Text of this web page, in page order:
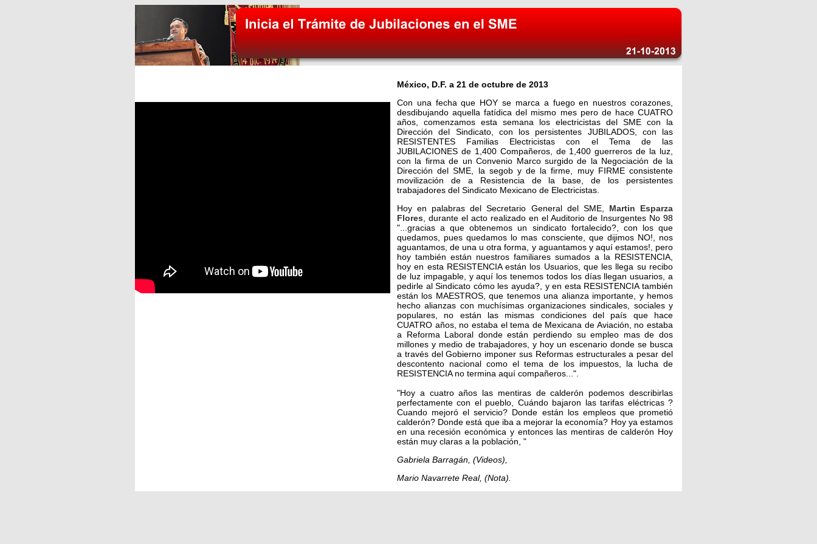
México, D.F. a 21 de octubre de 2013
Con una fecha que HOY se marca a fuego en nuestros corazones,
desdibujando aquella fatídica del mismo mes pero de hace CUATRO
años, comenzamos esta semana los electricistas del SME con la
Dirección del Sindicato, con los persistentes JUBILADOS, con las
RESISTENTES Familias Electricistas con el Tema de las
JUBILACIONES de 1,400 Compañeros, de 1,400 guerreros de la luz,
con la firma de un Convenio Marco surgido de la Negociación de la
Dirección del SME, la segob y de la firme, muy FIRME consistente
movilización de a Resistencia de la base, de los persistentes
trabajadores del Sindicato Mexicano de Electricistas.
Hoy en palabras del Secretario General del SME, Martin Esparza
Flores , durante el acto realizado en el Auditorio de Insurgentes No 98
"...gracias a que obtenemos un sindicato fortalecido?, con los que
quedamos, pues quedamos lo mas consciente, que dijimos NO!, nos
aguantamos, de una u otra forma, y aguantamos y aquí estamos!, pero
hoy también están nuestros familiares sumados a la RESISTENCIA,
hoy en esta RESISTENCIA están los Usuarios, que les llega su recibo
de luz impagable, y aquí los tenemos todos los días llegan usuarios, a
pedirle al Sindicato cómo les ayuda?, y en esta RESISTENCIA también
están los MAESTROS, que tenemos una alianza importante, y hemos
hecho alianzas con muchísimas organizaciones sindicales, sociales y
populares, no están las mismas condiciones del país que hace
CUATRO años, no estaba el tema de Mexicana de Aviación, no estaba
a Reforma Laboral donde están perdiendo su empleo mas de dos
millones y medio de trabajadores, y hoy un escenario donde se busca
a través del Gobierno imponer sus Reformas estructurales a pesar del
descontento nacional como el tema de los impuestos, la lucha de
RESISTENCIA no termina aquí compañeros...".
"Hoy a cuatro años las mentiras de calderón podemos describirlas
perfectamente con el pueblo, Cuándo bajaron las tarifas eléctricas ?
Cuando mejoró el servicio? Donde están los empleos que prometió
calderón? Donde está que iba a mejorar la economía? Hoy ya estamos
en una recesión económica y entonces las mentiras de calderón Hoy
están muy claras a la población, "
Gabriela Barragán, (Videos),
Mario Navarrete Real, (Nota).